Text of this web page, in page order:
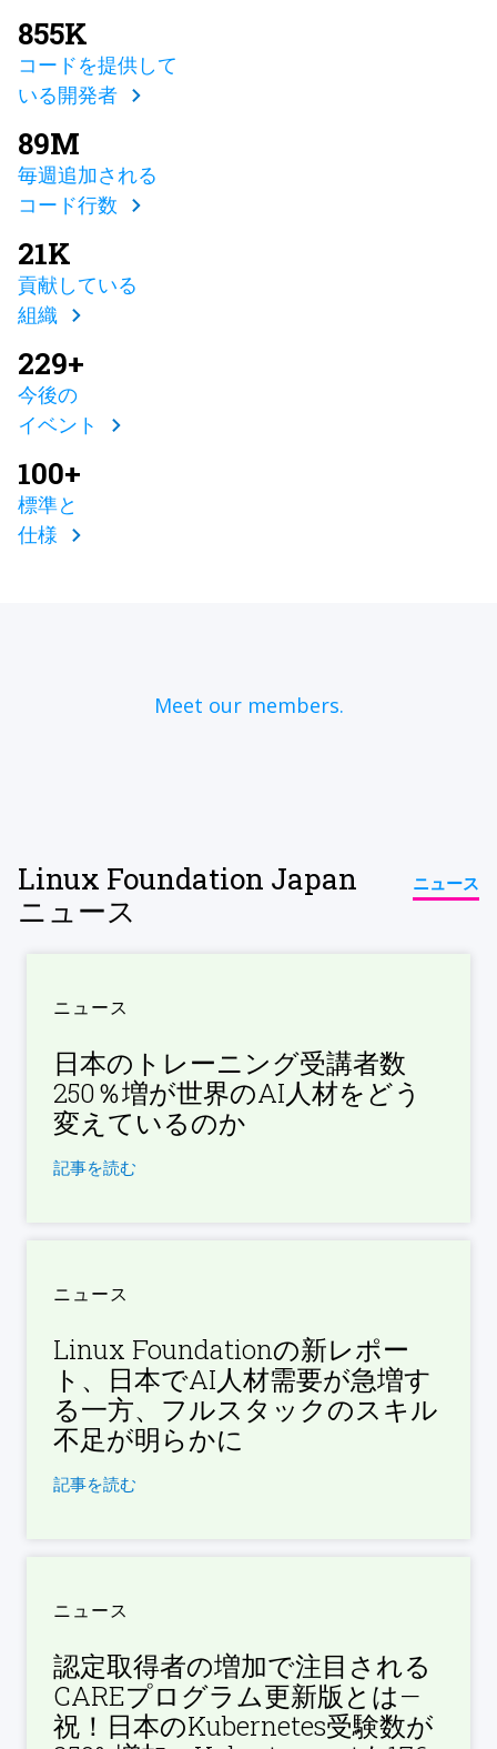
855K
コードを提供して
いる開発者
89M
毎週追加される
コード行数
21K
貢献している
組織
229+
今後の
イベント
100+
標準と
仕様
Meet our members.
Linux Foundation Japan
ニュース
ニュース
ニュース
日本のトレーニング受講者数
250％増が世界のAI人材をどう
変えているのか
記事を読む
ニュース
Linux Foundationの新レポー
ト、日本でAI人材需要が急増す
る一方、フルスタックのスキル
不足が明らかに
記事を読む
ニュース
認定取得者の増加で注目される
CAREプログラム更新版とは—
祝！日本のKubernetes受験数が